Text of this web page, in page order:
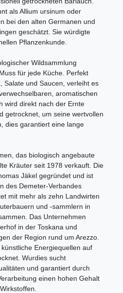
als Allium ursinum oder
bei den alten Germanen und
geschätzt. Sie würdigte
Pflanzenkunde.
Wildsammlung
für jede Küche. Perfekt
Salate und Saucen, verleiht es
aromatischen
wird direkt nach der Ernte
getrocknet, um seine wertvollen
dies garantiert eine lange
das biologisch angebaute
Kräuter seit 1978 verkauft. Die
Jäkel gegründet und ist
des Demeter-Verbandes
mit mehr als zehn Landwirten
und -sammlern in
Das Unternehmen
in der Toskana und
der Region rund um Arezzo.
Energiequellen auf
Wurdies sucht
und garantiert durch
einen hohen Gehalt